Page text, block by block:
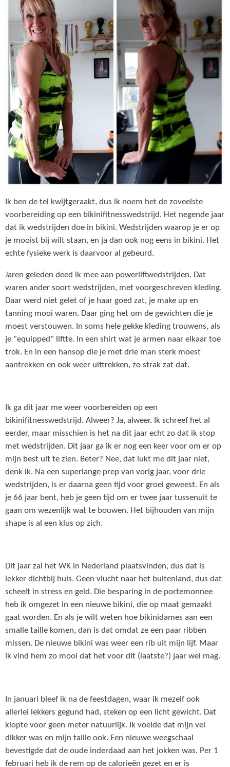
Ik ben de tel kwijtgeraakt, dus ik noem het de zoveelste
voorbereiding op een bikinifitnesswedstrijd. Het negende jaar
dat ik wedstrijden doe in bikini. Wedstrijden waarop je er op
je mooist bij wilt staan, en ja dan ook nog eens in bikini. Het
echte fysieke werk is daarvoor al gebeurd.
Jaren geleden deed ik mee aan powerliftwedstrijden. Dat
waren ander soort wedstrijden, met voorgeschreven kleding.
Daar werd niet gelet of je haar goed zat, je make up en
tanning mooi waren. Daar ging het om de gewichten die je
moest verstouwen. In soms hele gekke kleding trouwens, als
je "equipped" liftte. In een shirt wat je armen naar elkaar toe
trok. En in een hansop die je met drie man sterk moest
aantrekken en ook weer uittrekken, zo strak zat dat.
Ik ga dit jaar me weer voorbereiden op een
bikinifitnesswedstrijd. Alweer? Ja, alweer. Ik schreef het al
eerder, maar misschien is het na dit jaar echt zo dat ik stop
met wedstrijden. Dit jaar ga ik er nog een keer voor om er op
mijn best uit te zien. Beter? Nee, dat lukt me dit jaar niet,
denk ik. Na een superlange prep van vorig jaar, voor drie
wedstrijden, is er daarna geen tijd voor groei geweest. En als
je 66 jaar bent, heb je geen tijd om er twee jaar tussenuit te
gaan om wezenlijk wat te bouwen. Het bijhouden van mijn
shape is al een klus op zich.
Dit jaar zal het WK in Nederland plaatsvinden, dus dat is
lekker dichtbij huis. Geen vlucht naar het buitenland, dus dat
scheelt in stress en geld. Die besparing in de portemonnee
heb ik omgezet in een nieuwe bikini, die op maat gemaakt
gaat worden. En als je wilt weten hoe bikinidames aan een
smalle taille komen, dan is dat omdat ze een paar ribben
missen. De nieuwe bikini was weer een rib uit mijn lijf. Maar
ik vind hem zo mooi dat het voor dit (laatste?) jaar wel mag.
In januari bleef ik na de feestdagen, waar ik mezelf ook
allerlei lekkers gegund had, steken op een licht gewicht. Dat
klopte voor geen meter natuurlijk. Ik voelde dat mijn vel
dikker was en mijn taille ook. Een nieuwe weegschaal
bevestigde dat de oude inderdaad aan het jokken was. Per 1
februari heb ik de rem op de calorieën gezet en er is